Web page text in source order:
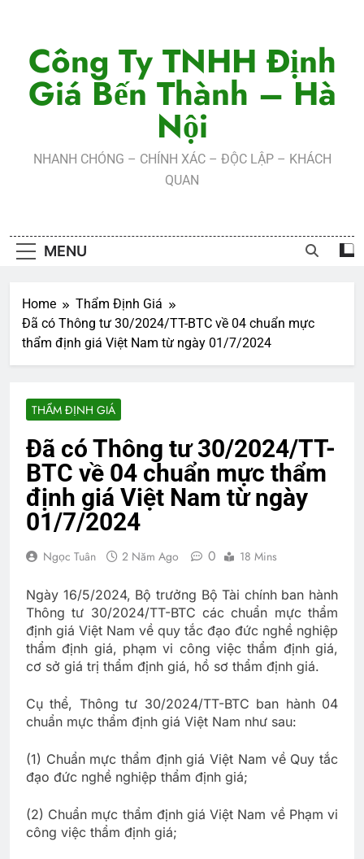
contentCông Ty TNHH Định
Giá Bến Thành – Hà
Nội
NHANH CHÓNG – CHÍNH XÁC – ĐỘC LẬP – KHÁCH
QUAN
MENU
Home
Thẩm Định Giá
Đã có Thông tư 30/2024/TT-BTC về 04 chuẩn mực
thẩm định giá Việt Nam từ ngày 01/7/2024
THẨM ĐỊNH GIÁ
Đã có Thông tư 30/2024/TT-
BTC về 04 chuẩn mực thẩm
định giá Việt Nam từ ngày
01/7/2024
Ngọc Tuân 2 Năm Ago 0 18 Mins
Ngày 16/5/2024, Bộ trưởng Bộ Tài chính ban hành
Thông tư 30/2024/TT-BTC các chuẩn mực thẩm
định giá Việt Nam về quy tắc đạo đức nghề nghiệp
thẩm định giá, phạm vi công việc thẩm định giá,
cơ sở giá trị thẩm định giá, hồ sơ thẩm định giá.
Cụ thể, Thông tư 30/2024/TT-BTC ban hành 04
chuẩn mực thẩm định giá Việt Nam như sau:
(1) Chuẩn mực thẩm định giá Việt Nam về Quy tắc
đạo đức nghề nghiệp thẩm định giá;
(2) Chuẩn mực thẩm định giá Việt Nam về Phạm vi
công việc thẩm định giá;